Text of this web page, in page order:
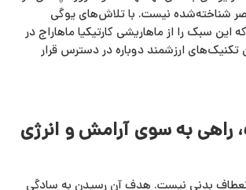
شناخته‌شده نیست. با تلاش‌های یوگی
این سبک را از ماهاریشی کارتیکیا ماهاراج در
تکنیک‌های ارزشمند دوباره در دسترس قرار
راهی به سوی آرامش و انرژی
بدنی نیست. هدف آن رسیدن به سادگی